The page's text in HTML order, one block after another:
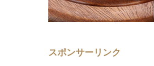
スポンサーリンク